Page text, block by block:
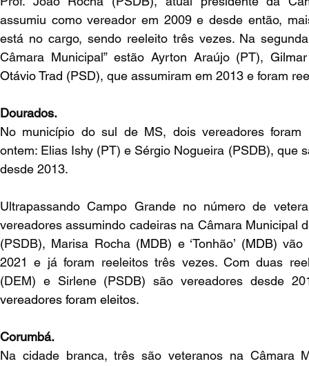
assumiu como vereador em 2009 e desde então,
está no cargo, sendo reeleito três vezes. Na
Câmara Municipal” estão Ayrton Araújo (PT),
Otávio Trad (PSD), que assumiram em 2013 e foram
Dourados.
No município do sul de MS, dois vereadores foram
ontem: Elias Ishy (PT) e Sérgio Nogueira (PSDB), que
desde 2013.
Ultrapassando Campo Grande no número de
vereadores assumindo cadeiras na Câmara Municipal
(PSDB), Marisa Rocha (MDB) e ‘Tonhão’ (MDB) vão
2021 e já foram reeleitos três vezes. Com duas
(DEM) e Sirlene (PSDB) são vereadores desde
vereadores foram eleitos.
Corumbá.
Na cidade branca, três são veteranos na Câmara